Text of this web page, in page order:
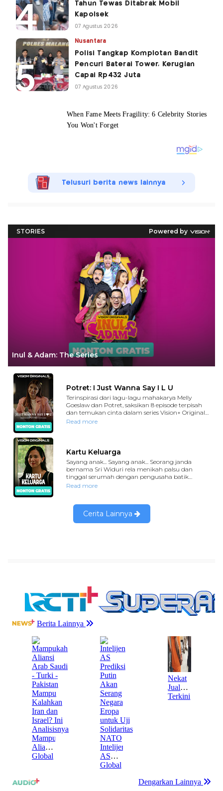
Tahun Tewas Ditabrak Mobil
Kapolsek
07 Agustus 2026
Nusantara
Polisi Tangkap Komplotan Bandit
Pencuri Baterai Tower, Kerugian
Capai Rp432 Juta
07 Agustus 2026
Telusuri berita news lainnya